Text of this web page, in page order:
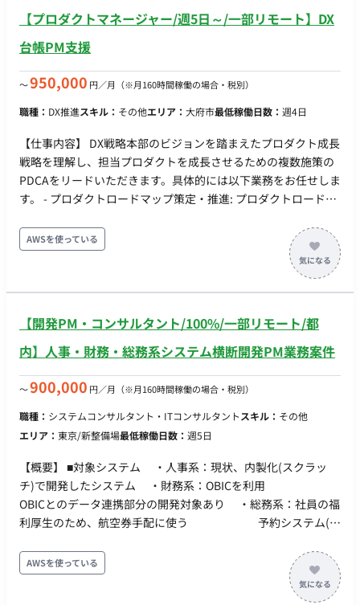
続的に支援。 - 会員セグメントに基づいた育成シナリオの構想:
当社の顧客セグメントを深く理解し、アプリ/SNSなどのチャネ
必要な人材モデルの作成: 構想した顧客育成シナリオの実現に必
モデルを作成。 - ベンダー選定支援: 提案された内容を評価し、
最適なベンダー等の支援会社の選定を支援。 - ROI（投資対効
果）モデルの作成: 各戦術の費用対効果を定量的に評価するため
のROIモデルを作成し、経営層への説明・合意形成を行う。 - 経
営層への報告・提案支援: 検討状況や計画内容について、ストラ
テジストが定期的に経営層へ報告し、必要な承認を得るための
支援を行う。 - 関連部門との連携: デジタルマーケティング部以
外の関連部門と密に連携し、情報共有や意見交換を行いながら
【プロダクトマネージャー/週5日～/一部リモート】DX
台帳PM支援
〜950,000 円／月 （※月160時間稼働の場合・税別）
職種： DX推進スキル： その他エリア： 大府市最低稼働日数： 週4日
【仕事内容】 DX戦略本部のビジョンを踏まえたプロダクト成長
戦略を理解し、担当プロダクトを成長させるための複数施策の
PDCAをリードいただきます。具体的には以下業務をお任せしま
す。 - プロダクトロードマップ策定・推進: プロダクトロードマ
ジメント: 各サービスや機能のKPIを設定・モニタリングし、目
標達成に向けたPDCAサイクルを確立。 - 継続的改善の主導:
PDCAの中で顧客インサイトを深く理解し、必要な機能制限を
提案、関係者との合意形成を主導。 - ステークホルダーマネジ
ント。 - データドリブンなプロダクトマネジメント: データアナ
リティクスを担当するチームと連携し、ビジネス観点から仮説
関わるドメイン知識を社内外から収集し、EX/CX向上に繋がる
AWSを使っている
【開発PM・コンサルタント/100%/一部リモート/都
内】人事・財務・総務系システム横断開発PM業務案件
〜900,000 円／月 （※月160時間稼働の場合・税別）
職種： システムコンサルタント・ITコンサルタントスキル： その他
エリア： 東京/新整備場最低稼働日数： 週5日
【概要】 ■対象システム ・人事系：現状、内製化(スクラッ
チ)で開発したシステム ・財務系：OBICを利用
OBICとのデータ連携部分の開発対象あり ・総務系：社員の福
利厚生のため、航空券手配に使う 予約システム(内
内IT部門と業務支援で入るSESで内製開発したもの。 ■技術要素
・DB ： PostgreSQL ・開発言語 ： C#、
Java、PHP、C++など ・環境 ： AWS（一部オンプレ
AWSを使っている